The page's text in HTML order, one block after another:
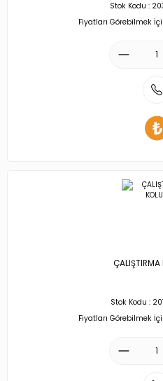
Stok Kodu :
Fiyatları Görebilmek
Stok Kodu :
Fiyatları Görebilmek